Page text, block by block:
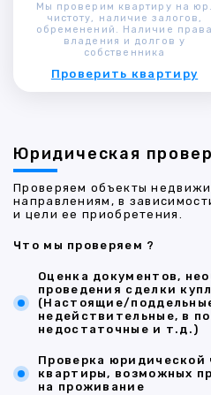
Мы проверим квартиру на юр.
чистоту, наличие залогов,
обременений. Наличие права
владения и долгов у
собственника
Проверить квартиру
Юридическая
Проверяем объекты
направлениям, в
и цели ее приобретения.
Что мы проверяем ?
Оценка документов,
проведения сделки
(Настоящие/
недействительные, в
недостаточные и т.д.)
Проверка юридической
квартиры, возможных
на проживание